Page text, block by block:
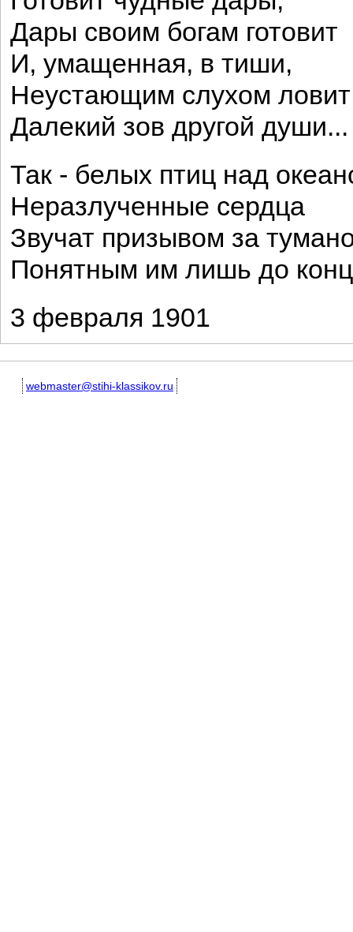
Дары своим богам готовит
И, умащенная, в тиши,
Неустающим слухом ловит
Далекий зов другой души...
Так - белых птиц над
Неразлученные сердца
Звучат призывом за
Понятным им лишь до
3 февраля 1901
webmaster@stihi-klassikov.ru